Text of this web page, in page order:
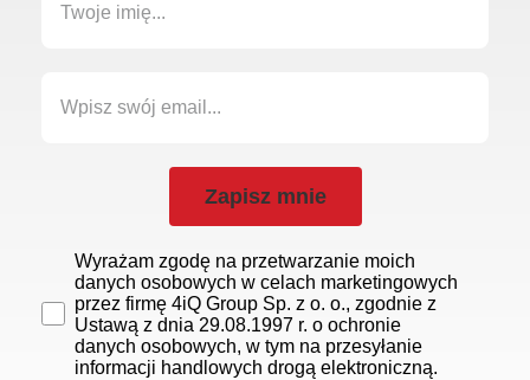
Zapisz mnie
Wyrażam zgodę na przetwarzanie moich
danych osobowych w celach marketingowych
przez firmę 4iQ Group Sp. z o. o., zgodnie z
Ustawą z dnia 29.08.1997 r. o ochronie
danych osobowych, w tym na przesyłanie
informacji handlowych drogą elektroniczną.